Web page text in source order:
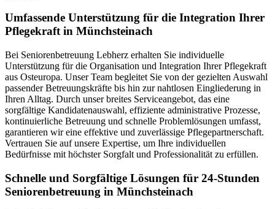
Umfassende Unterstützung für die Integration Ihrer
Pflegekraft in Münchsteinach
Bei Seniorenbetreuung Lebherz erhalten Sie individuelle
Unterstützung für die Organisation und Integration Ihrer Pflegekraft
aus Osteuropa. Unser Team begleitet Sie von der gezielten Auswahl
passender Betreuungskräfte bis hin zur nahtlosen Eingliederung in
Ihren Alltag. Durch unser breites Serviceangebot, das eine
sorgfältige Kandidatenauswahl, effiziente administrative Prozesse,
kontinuierliche Betreuung und schnelle Problemlösungen umfasst,
garantieren wir eine effektive und zuverlässige Pflegepartnerschaft.
Vertrauen Sie auf unsere Expertise, um Ihre individuellen
Bedürfnisse mit höchster Sorgfalt und Professionalität zu erfüllen.
Schnelle und Sorgfältige Lösungen für 24-Stunden
Seniorenbetreuung in Münchsteinach